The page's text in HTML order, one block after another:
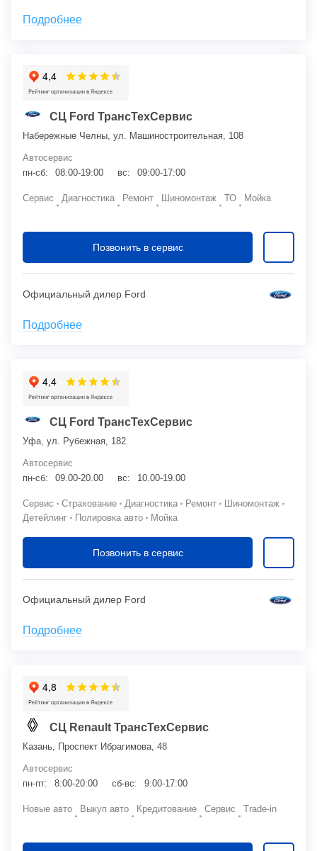
Подробнее
СЦ Ford ТрансТехСервис
Набережные Челны, ул. Машиностроительная, 108
Автосервис
пн-сб:
08:00-19:00 вс: 09:00-17:00
Сервис Диагностика Ремонт Шиномонтаж ТО Мойка
Позвонить в сервис
Официальный дилер Ford
Подробнее
СЦ Ford ТрансТехСервис
Уфа, ул. Рубежная, 182
Автосервис
пн-сб:
09.00-20.00 вс: 10.00-19.00
Сервис Страхование Диагностика Ремонт
Шиномонтаж
Детейлинг
Полировка авто Мойка
Позвонить в сервис
Официальный дилер Ford
Подробнее
СЦ Renault ТрансТехСервис
Казань, Проспект Ибрагимова, 48
Автосервис
пн-пт:
8:00-20:00 сб-вс: 9:00-17:00
Новые авто Выкуп авто Кредитование Сервис Trade-in